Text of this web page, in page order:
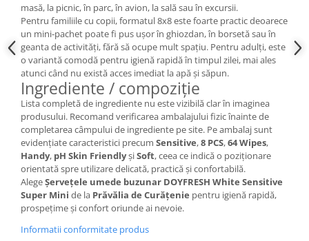
masă, la picnic, în parc, în avion, la sală sau în excursii.
Pentru familiile cu copii, formatul 8x8 este foarte practic deoarece
un mini-pachet poate fi pus ușor în ghiozdan, în borsetă sau în
geanta de activități, fără să ocupe mult spațiu. Pentru adulți, este
o variantă comodă pentru igienă rapidă în timpul zilei, mai ales
atunci când nu există acces imediat la apă și săpun.
Ingrediente / compoziție
Lista completă de ingrediente nu este vizibilă clar în imaginea
produsului. Recomand verificarea ambalajului fizic înainte de
completarea câmpului de ingrediente pe site. Pe ambalaj sunt
evidențiate caracteristici precum Sensitive,8 PCS,64 Wipes,
Handy, pH Skin FriendlyșiSoft, ceea ce indică o poziționare
orientată spre utilizare delicată, practică și confortabilă.
AlegeȘervețele umede buzunar DOYFRESH White Sensitive
Super Mini de la Prăvălia de Curățenie pentru igienă rapidă,
prospețime și confort oriunde ai nevoie.
Informatii conformitate produs